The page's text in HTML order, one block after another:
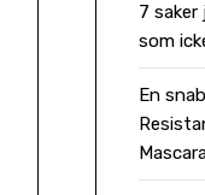
7 saker
som
En